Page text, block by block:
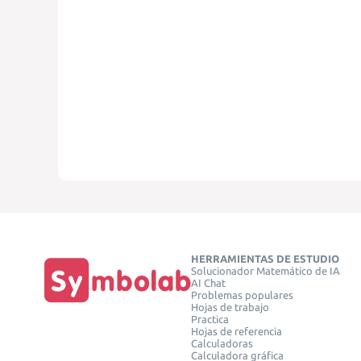
HERRAMIENTAS DE ESTUDIO
Solucionador Matemático de IA
AI Chat
Problemas populares
Hojas de trabajo
Practica
Hojas de referencia
Calculadoras
Calculadora gráfica